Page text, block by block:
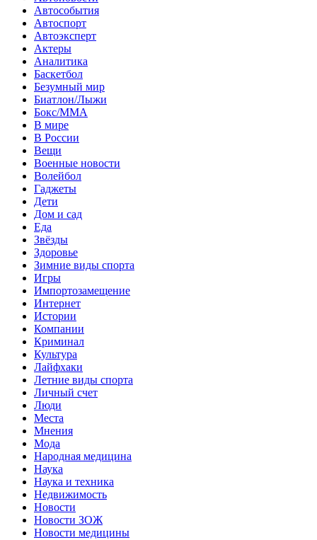
Автособытия
Автоспорт
Автоэксперт
Актеры
Аналитика
Баскетбол
Безумный мир
Биатлон/Лыжи
Бокс/MMA
В мире
В России
Вещи
Военные новости
Волейбол
Гаджеты
Дети
Дом и сад
Еда
Звёзды
Здоровье
Зимние виды спорта
Игры
Импортозамещение
Интернет
Истории
Компании
Криминал
Культура
Лайфхаки
Летние виды спорта
Личный счет
Люди
Места
Мнения
Мода
Народная медицина
Наука
Наука и техника
Недвижимость
Новости
Новости ЗОЖ
Новости медицины